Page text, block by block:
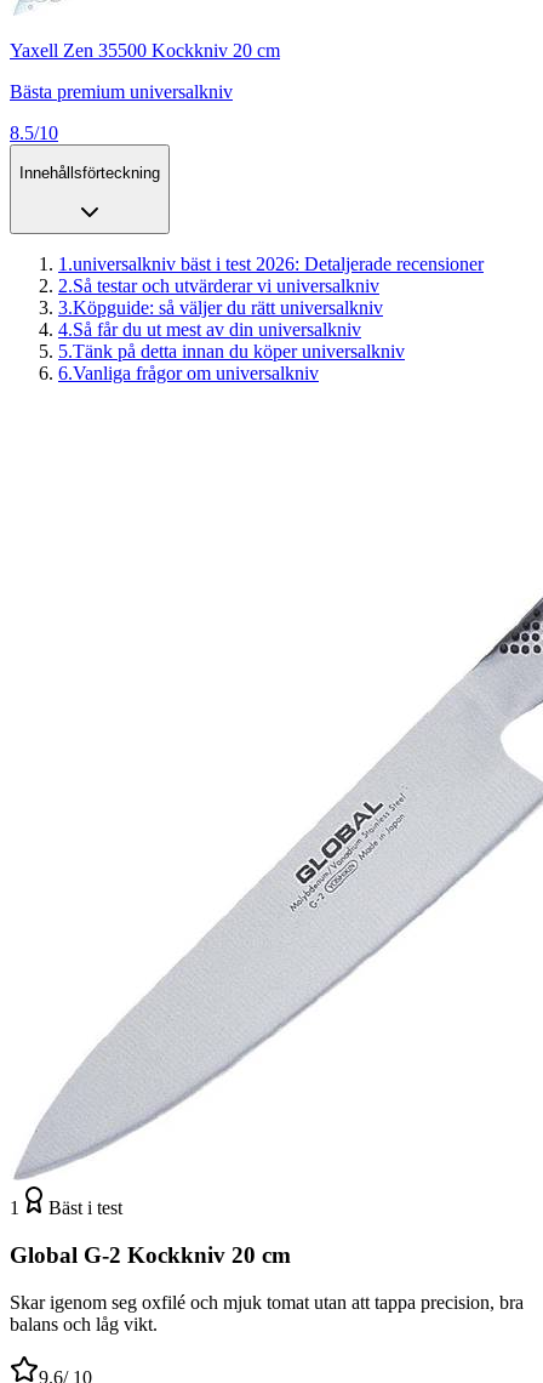
Yaxell Zen 35500 Kockkniv 20 cm
Bästa premium universalkniv
8.5/10
Innehållsförteckning
1 .universalkniv bäst i test 2026: Detaljerade recensioner
2.Så testar och utvärderar vi universalkniv
3.Köpguide: så väljer du rätt universalkniv
4.Så får du ut mest av din universalkniv
5.Tänk på detta innan du köper universalkniv
6.Vanliga frågor om universalkniv
1 Bäst i test
Global G-2 Kockkniv 20 cm
Skar igenom seg oxfilé och mjuk tomat utan att tappa precision, bra
balans och låg vikt.
9.6/ 10